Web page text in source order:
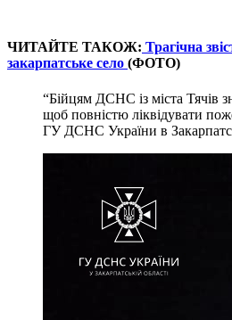
ЧИТАЙТЕ ТАКОЖ: Трагічна
закарпатське село (ФОТО)
“Бійцям ДСНС із міста Тячів
щоб повністю ліквідувати
ГУ ДСНС України в